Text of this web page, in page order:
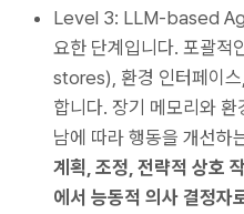
Level 3: LLM-based
요한 단계입니다. 포괄
stores), 환경 인터페이
합니다. 장기 메모리와
남에 따라 행동을 개선하
계획, 조정, 전략적 상호
에서 능동적 의사 결정자